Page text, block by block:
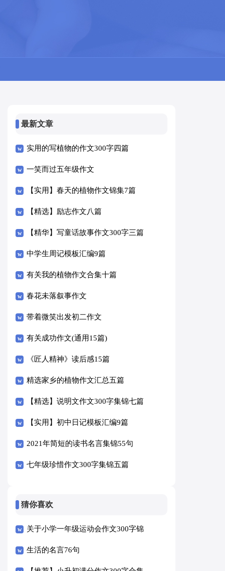
最新文章
实用的写植物的作文300字四篇
一笑而过五年级作文
【实用】春天的植物作文锦集7篇
【精选】励志作文八篇
【精华】写童话故事作文300字三篇
中学生周记模板汇编9篇
有关我的植物作文合集十篇
春花未落叙事作文
带着微笑出发初二作文
有关成功作文(通用15篇)
《匠人精神》读后感15篇
精选家乡的植物作文汇总五篇
【精选】说明文作文300字集锦七篇
【实用】初中日记模板汇编9篇
2021年简短的读书名言集锦55句
七年级珍惜作文300字集锦五篇
猜你喜欢
关于小学一年级运动会作文300字锦
集九篇
生活的名言76句